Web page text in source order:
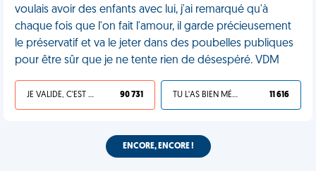
voulais avoir des enfants avec lui, j'ai remarqué qu'à
chaque fois que l'on fait l'amour, il garde précieusement
le préservatif et va le jeter dans des poubelles publiques
pour être sûr que je ne tente rien de désespéré. VDM
JE VALIDE, C'EST UNE VDM 90 731 TU L'AS BIEN MÉRITÉ 11 616
ENCORE, ENCORE !